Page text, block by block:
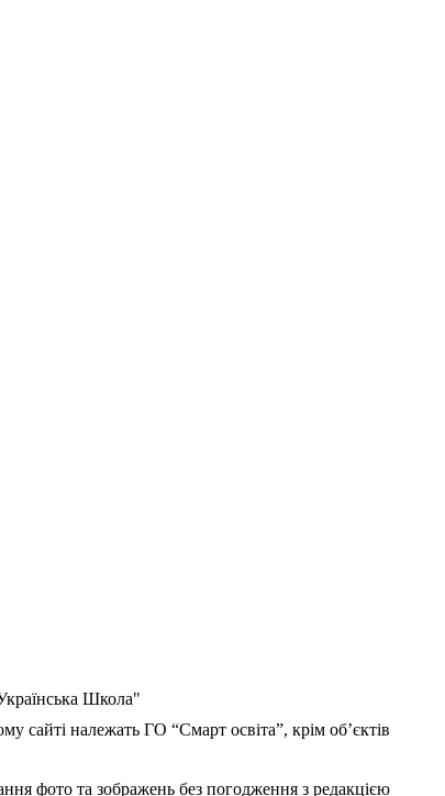
Школа"
сайті належать ГО “Смарт освіта”, крім об’єктів
фото та зображень без погодження з редакцією